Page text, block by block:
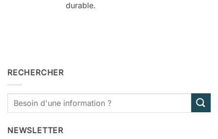
durable.
RECHERCHER
NEWSLETTER